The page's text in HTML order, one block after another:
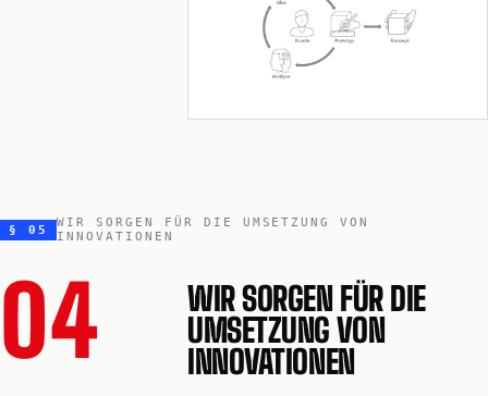
§ 05
WIR SORGEN FÜR DIE UMSETZUNG VON
INNOVATIONEN
04
WIR SORGEN FÜR DIE
UMSETZUNG VON
INNOVATIONEN